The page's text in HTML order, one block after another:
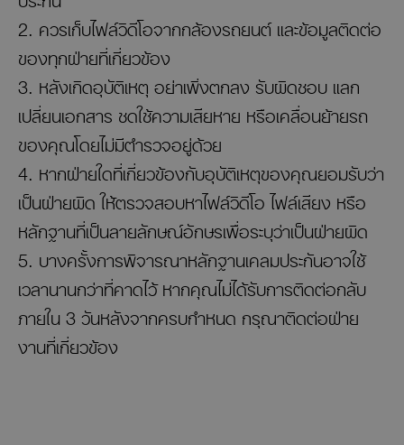
2. ควรเก็บไฟล์วิดีโอจากกล้องรถยนต์ และข้อมูลติดต่อ
ของทุกฝ่ายที่เกี่ยวข้อง
3. หลังเกิดอุบัติเหตุ อย่าเพิ่งตกลง รับผิดชอบ แลก
เปลี่ยนเอกสาร ชดใช้ความเสียหาย หรือเคลื่อนย้ายรถ
ของคุณโดยไม่มีตำรวจอยู่ด้วย
4. หากฝ่ายใดที่เกี่ยวข้องกับอุบัติเหตุของคุณยอมรับว่า
เป็นฝ่ายผิด ให้ตรวจสอบหาไฟล์วิดีโอ ไฟล์เสียง หรือ
หลักฐานที่เป็นลายลักษณ์อักษรเพื่อระบุว่าเป็นฝ่ายผิด
5. บางครั้งการพิจารณาหลักฐานเคลมประกันอาจใช้
เวลานานกว่าที่คาดไว้ หากคุณไม่ได้รับการติดต่อกลับ
ภายใน 3 วันหลังจากครบกำหนด กรุณาติดต่อฝ่าย
งานที่เกี่ยวข้อง